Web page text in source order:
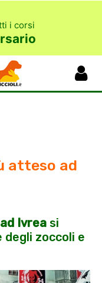
i corsi
atteso ad
Ivrea si
zoccoli e